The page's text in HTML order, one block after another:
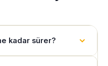
kadar sürer?